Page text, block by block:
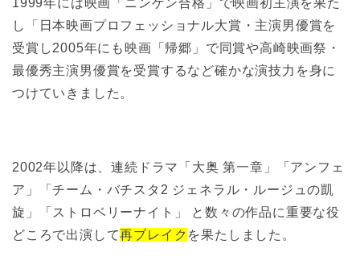
し「日本映画プロフェッショナル大賞・主演男優賞を
受賞し2005年にも映画「帰郷」で同賞や高崎映画祭・
最優秀主演男優賞を受賞するなど確かな演技力を身に
つけていきました。
2002年以降は、連続ドラマ「大奥 第一章」「アンフェ
ア」「チーム・バチスタ2 ジェネラル・ルージュの凱
旋」「ストロベリーナイト」 と数々の作品に重要な役
どころで出演して再ブレイク を果たしました。